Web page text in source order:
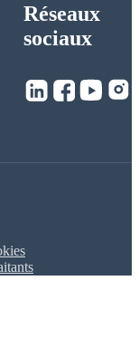
Réseaux
sociaux